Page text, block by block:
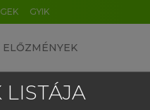
GYIK
ELŐZMÉNYEK
LISTÁJA